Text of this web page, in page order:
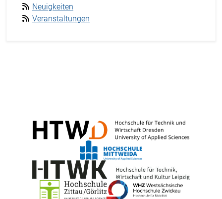
Neuigkeiten
Veranstaltungen